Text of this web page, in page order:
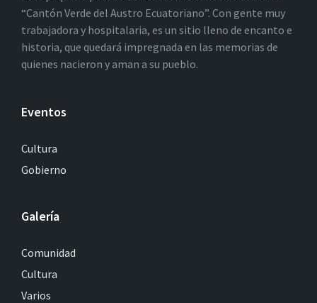
“Cantón Verde del Austro Ecuatoriano”. Con gente muy
trabajadora y hospitalaria, es un sitio lleno de encanto e
historia, que quedará impregnada en las memorias de
quienes nacieron y aman a su pueblo.
Eventos
Cultura
Gobierno
Galería
Comunidad
Cultura
Varios